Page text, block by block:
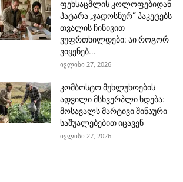
ფეხსაცმლის კოლოფებიდან
პატარა „ჯადოსნურ“ პაკეტებს
თვალის ჩინივით
ვუფრთხილდები: აი როგორ
ვიყენებ...
ივლისი 27, 2026
კომბოსტო მუხლუხოების
ადვილი მსხვერპლი ხდება:
მოსავალს მარტივი შინაური
საშუალებებით იცავენ
ივლისი 27, 2026